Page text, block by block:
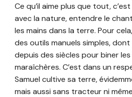
Ce qu’il aime plus que tout,
avec la nature, entendre le
les mains dans la terre. Pour
des outils manuels simples, dont
depuis des siècles pour biner
maraîchères. C’est dans un
Samuel cultive sa terre,
mais aussi sans tracteur ni